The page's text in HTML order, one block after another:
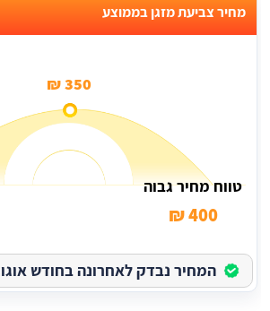
מחיר צביעת מזגן בממוצע
350 ₪
טווח מחיר גבוה
400 ₪
המחיר נבדק לאחרונה בחודש אוגוסט